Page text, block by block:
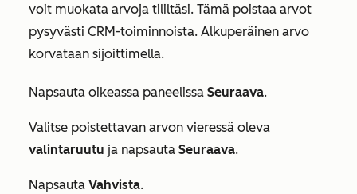
voit muokata arvoja tililtäsi. Tämä poistaa arvot
pysyvästi CRM-toiminnoista. Alkuperäinen arvo
korvataan sijoittimella.
Napsauta oikeassa paneelissa Seuraava.
Valitse poistettavan arvon vieressä oleva
valintaruutu ja napsauta Seuraava.
Napsauta Vahvista.